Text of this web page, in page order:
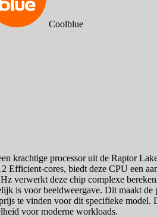
Coolblue
krachtige processor uit de Raptor
Efficient-cores, biedt deze CPU een
verwerkt deze chip complexe
is voor beeldweergave. Dit maakt
te vinden voor dit specifieke
voor moderne workloads.